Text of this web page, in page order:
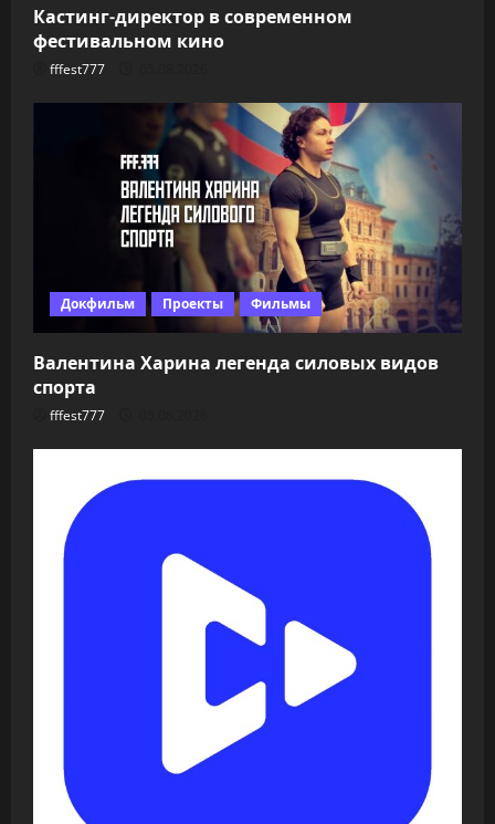
Кастинг-директор в современном
фестивальном кино
fffest777
Докфильм Проекты Фильмы
Валентина Харина легенда силовых видов
спорта
fffest777